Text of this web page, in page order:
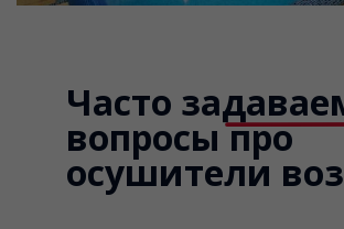
Часто
вопросы про
осушители